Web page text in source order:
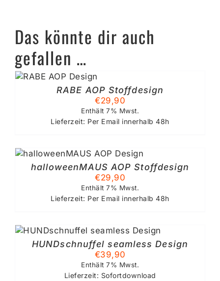
Das könnte dir auch
gefallen …
RABE AOP Stoffdesign
€29,90
Enthält 7% Mwst.
Lieferzeit: Per Email innerhalb 48h
halloweenMAUS AOP Stoffdesign
€29,90
Enthält 7% Mwst.
Lieferzeit: Per Email innerhalb 48h
HUNDschnuffel seamless Design
€39,90
Enthält 7% Mwst.
Lieferzeit: Sofortdownload